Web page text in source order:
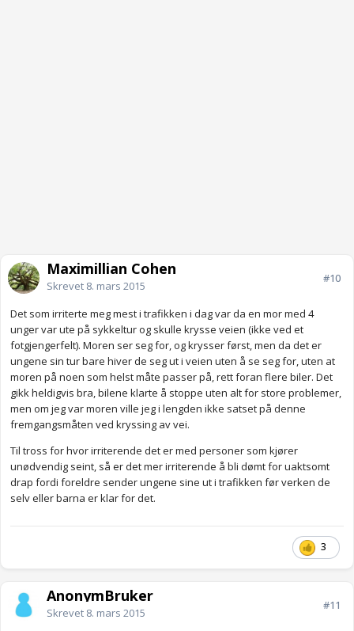
Maximillian Cohen
Skrevet 8. mars 2015
#10
Det som irriterte meg mest i trafikken i dag var da en mor med 4
unger var ute på sykkeltur og skulle krysse veien (ikke ved et
fotgjengerfelt). Moren ser seg for, og krysser først, men da det er
ungene sin tur bare hiver de seg ut i veien uten å se seg for, uten at
moren på noen som helst måte passer på, rett foran flere biler. Det
gikk heldigvis bra, bilene klarte å stoppe uten alt for store problemer,
men om jeg var moren ville jeg i lengden ikke satset på denne
fremgangsmåten ved kryssing av vei.
Til tross for hvor irriterende det er med personer som kjører
unødvendig seint, så er det mer irriterende å bli dømt for uaktsomt
drap fordi foreldre sender ungene sine ut i trafikken før verken de
selv eller barna er klar for det.
3
AnonymBruker
Skrevet 8. mars 2015
#11